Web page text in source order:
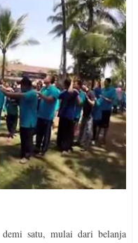
demi satu, mulai dari belanja